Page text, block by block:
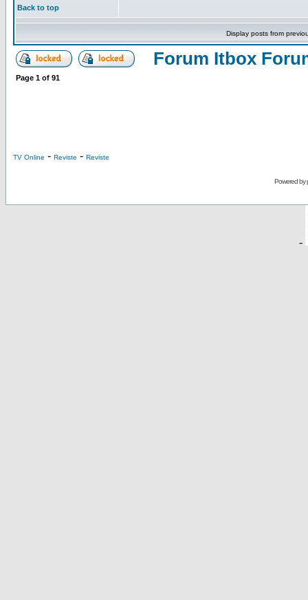
Back to top
Display posts from
Forum Itbox
Page 1 of 91
TV Online - Reviste - Reviste
Powered by
-